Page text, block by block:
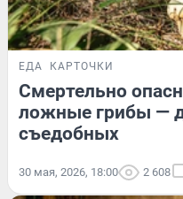
ЕДА КАРТОЧКИ
Смертельно
ложные грибы —
съедобных
30 мая, 2026, 18:00 2 608